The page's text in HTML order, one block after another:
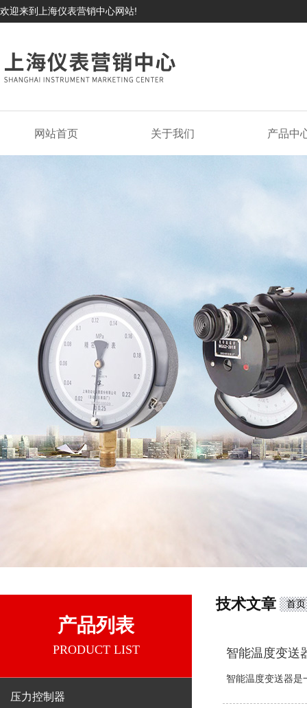
欢迎来到上海仪表营销中心网站!
网站首页 关于我们 产品中
产品列表
PRODUCT LIST
压力控制器
技术文章 首页
智能温度变送
智能温度变送器是